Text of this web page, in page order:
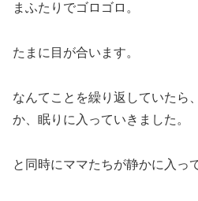
まふたりでゴロゴロ。
たまに目が合います。
なんてことを繰り返していたら
か、眠りに入っていきました。
と同時にママたちが静かに入っ